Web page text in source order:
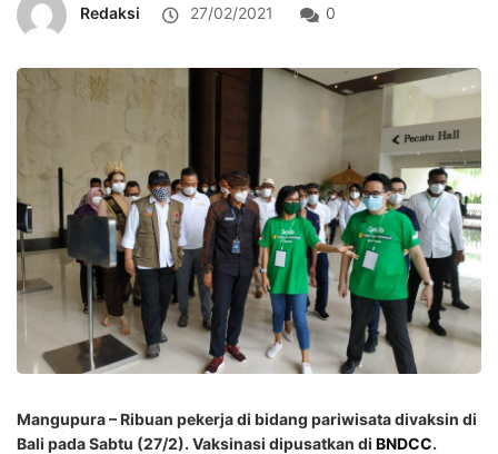
Redaksi 27/02/2021 0
Mangupura – Ribuan pekerja di bidang pariwisata divaksin di
Bali pada Sabtu (27/2). Vaksinasi dipusatkan di BNDCC.